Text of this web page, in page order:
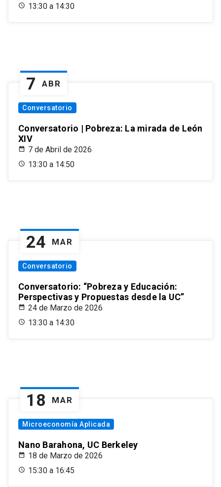
13:30 a 14:30
7 ABR
Conversatorio
Conversatorio | Pobreza: La mirada de León
XIV
7 de Abril de 2026
13:30 a 14:50
24 MAR
Conversatorio
Conversatorio: “Pobreza y Educación:
Perspectivas y Propuestas desde la UC”
24 de Marzo de 2026
13:30 a 14:30
18 MAR
Microeconomía Aplicada
Nano Barahona, UC Berkeley
18 de Marzo de 2026
15:30 a 16:45